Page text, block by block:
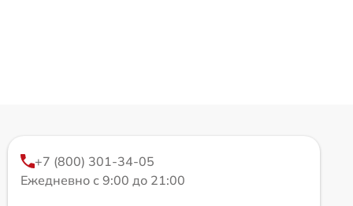
+7 (800) 301-34-05
Ежедневно с 9:00 до 21:00